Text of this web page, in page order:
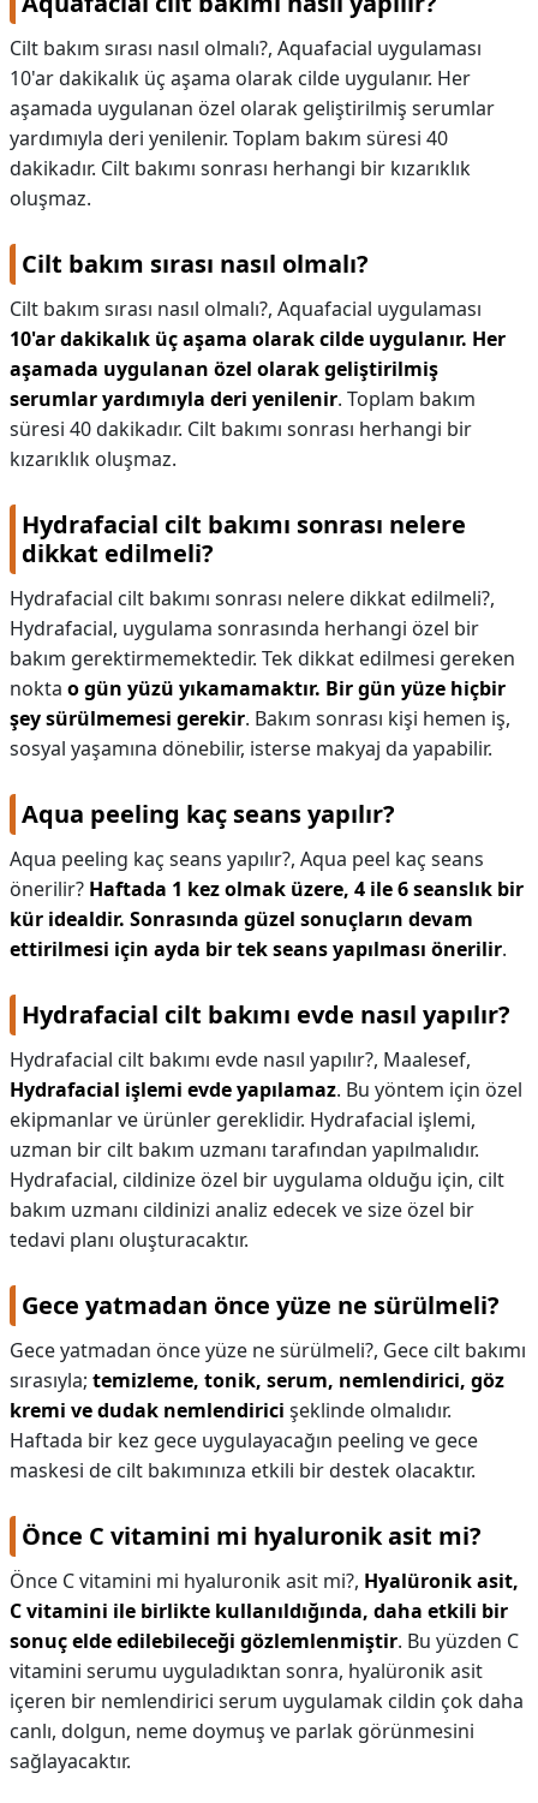
Cilt bakım sırası nasıl olmalı?, Aquafacial uygulaması
10'ar dakikalık üç aşama olarak cilde uygulanır. Her
aşamada uygulanan özel olarak geliştirilmiş serumlar
yardımıyla deri yenilenir. Toplam bakım süresi 40
dakikadır. Cilt bakımı sonrası herhangi bir kızarıklık
oluşmaz.
Cilt bakım sırası nasıl olmalı?
Cilt bakım sırası nasıl olmalı?, Aquafacial uygulaması
10'ar dakikalık üç aşama olarak cilde uygulanır. Her
aşamada uygulanan özel olarak geliştirilmiş
serumlar yardımıyla deri yenilenir. Toplam bakım
süresi 40 dakikadır. Cilt bakımı sonrası herhangi bir
kızarıklık oluşmaz.
Hydrafacial cilt bakımı sonrası nelere
dikkat edilmeli?
Hydrafacial cilt bakımı sonrası nelere dikkat edilmeli?,
Hydrafacial, uygulama sonrasında herhangi özel bir
bakım gerektirmemektedir. Tek dikkat edilmesi gereken
nokta o gün yüzü yıkamamaktır. Bir gün yüze hiçbir
şey sürülmemesi gerekir. Bakım sonrası kişi hemen iş,
sosyal yaşamına dönebilir, isterse makyaj da yapabilir.
Aqua peeling kaç seans yapılır?
Aqua peeling kaç seans yapılır?, Aqua peel kaç seans
önerilir? Haftada 1 kez olmak üzere, 4 ile 6 seanslık bir
kür idealdir. Sonrasında güzel sonuçların devam
ettirilmesi için ayda bir tek seans yapılması önerilir.
Hydrafacial cilt bakımı evde nasıl yapılır?
Hydrafacial cilt bakımı evde nasıl yapılır?, Maalesef,
Hydrafacial işlemi evde yapılamaz. Bu yöntem için özel
ekipmanlar ve ürünler gereklidir. Hydrafacial işlemi,
uzman bir cilt bakım uzmanı tarafından yapılmalıdır.
Hydrafacial, cildinize özel bir uygulama olduğu için, cilt
bakım uzmanı cildinizi analiz edecek ve size özel bir
tedavi planı oluşturacaktır.
Gece yatmadan önce yüze ne sürülmeli?
Gece yatmadan önce yüze ne sürülmeli?, Gece cilt bakımı
sırasıyla; temizleme, tonik, serum, nemlendirici, göz
kremi ve dudak nemlendirici şeklinde olmalıdır.
Haftada bir kez gece uygulayacağın peeling ve gece
maskesi de cilt bakımınıza etkili bir destek olacaktır.
Önce C vitamini mi hyaluronik asit mi?
Önce C vitamini mi hyaluronik asit mi?, Hyalüronik asit,
C vitamini ile birlikte kullanıldığında, daha etkili bir
sonuç elde edilebileceği gözlemlenmiştir. Bu yüzden C
vitamini serumu uyguladıktan sonra, hyalüronik asit
içeren bir nemlendirici serum uygulamak cildin çok daha
canlı, dolgun, neme doymuş ve parlak görünmesini
sağlayacaktır.